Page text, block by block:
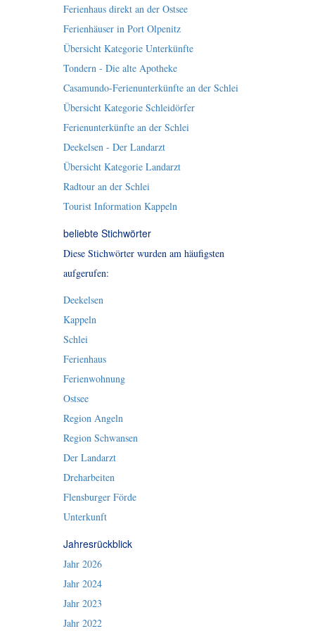
Ferienhaus direkt an der Ostsee
Ferienhäuser in Port Olpenitz
Übersicht Kategorie Unterkünfte
Tondern - Die alte Apotheke
Casamundo-Ferienunterkünfte an der Schlei
Übersicht Kategorie Schleidörfer
Ferienunterkünfte an der Schlei
Deekelsen - Der Landarzt
Übersicht Kategorie Landarzt
Radtour an der Schlei
Tourist Information Kappeln
beliebte Stichwörter
Diese Stichwörter wurden am häufigsten
aufgerufen:
Deekelsen
Kappeln
Schlei
Ferienhaus
Ferienwohnung
Ostsee
Region Angeln
Region Schwansen
Der Landarzt
Dreharbeiten
Flensburger Förde
Unterkunft
Jahresrückblick
Jahr 2026
Jahr 2024
Jahr 2023
Jahr 2022